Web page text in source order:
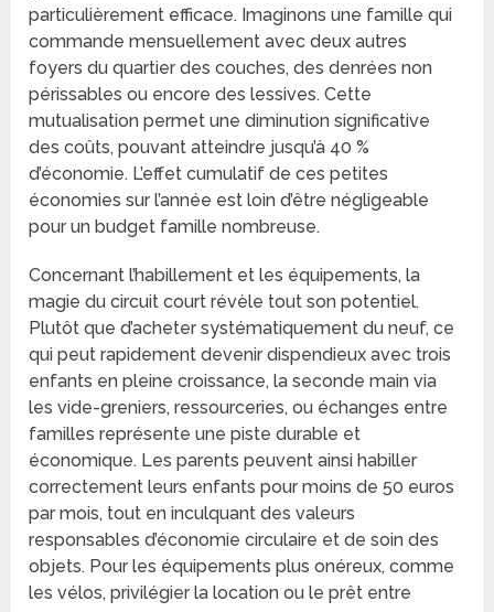
particulièrement efficace. Imaginons une famille qui
commande mensuellement avec deux autres
foyers du quartier des couches, des denrées non
périssables ou encore des lessives. Cette
mutualisation permet une diminution significative
des coûts, pouvant atteindre jusqu’à 40 %
d’économie. L’effet cumulatif de ces petites
économies sur l’année est loin d’être négligeable
pour un budget famille nombreuse.
Concernant l’habillement et les équipements, la
magie du circuit court révèle tout son potentiel.
Plutôt que d’acheter systématiquement du neuf, ce
qui peut rapidement devenir dispendieux avec trois
enfants en pleine croissance, la seconde main via
les vide-greniers, ressourceries, ou échanges entre
familles représente une piste durable et
économique. Les parents peuvent ainsi habiller
correctement leurs enfants pour moins de 50 euros
par mois, tout en inculquant des valeurs
responsables d’économie circulaire et de soin des
objets. Pour les équipements plus onéreux, comme
les vélos, privilégier la location ou le prêt entre